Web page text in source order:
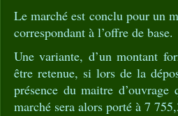
Le marché est conclu pour un
correspondant à l’offre de base.
Une variante, d’un montant
être retenue, si lors de la
présence du maitre
marché sera alors porté à 7